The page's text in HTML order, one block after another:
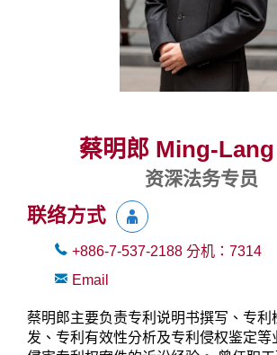
蔡明郎 Ming-
资深法务专员
联络方式
+886-7-537-2188 分机： 7314
Email
蔡明郎主要负责专利说明书撰写、专利
发、专利有效性分析及专利侵权鉴定等